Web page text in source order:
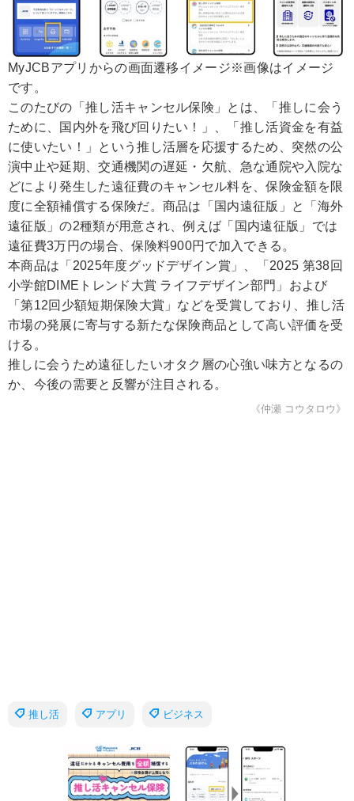
MyJCBアプリからの画面遷移イメージ※画像はイメージ
です。
このたびの「推し活キャンセル保険」とは、「推しに会う
ために、国内外を飛び回りたい！」、「推し活資金を有益
に使いたい！」という推し活層を応援するため、突然の公
演中止や延期、交通機関の遅延・欠航、急な通院や入院な
どにより発生した遠征費のキャンセル料を、保険金額を限
度に全額補償する保険だ。商品は「国内遠征版」と「海外
遠征版」の2種類が用意され、例えば「国内遠征版」では
遠征費3万円の場合、保険料900円で加入できる。
本商品は「2025年度グッドデザイン賞」、「2025 第38回
小学館DIMEトレンド大賞 ライフデザイン部門」および
「第12回少額短期保険大賞」などを受賞しており、推し活
市場の発展に寄与する新たな保険商品として高い評価を受
ける。
推しに会うため遠征したいオタク層の心強い味方となるの
か、今後の需要と反響が注目される。
《仲瀬 コウタロウ》
推し活 アプリ ビジネス